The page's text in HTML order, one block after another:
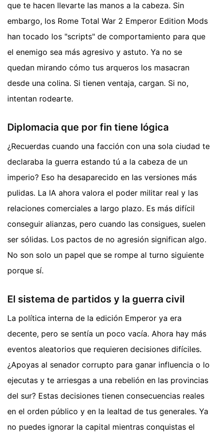
que te hacen llevarte las manos a la cabeza. Sin
embargo, los Rome Total War 2 Emperor Edition Mods
han tocado los "scripts" de comportamiento para que
el enemigo sea más agresivo y astuto. Ya no se
quedan mirando cómo tus arqueros los masacran
desde una colina. Si tienen ventaja, cargan. Si no,
intentan rodearte.
Diplomacia que por fin tiene lógica
¿Recuerdas cuando una facción con una sola ciudad te
declaraba la guerra estando tú a la cabeza de un
imperio? Eso ha desaparecido en las versiones más
pulidas. La IA ahora valora el poder militar real y las
relaciones comerciales a largo plazo. Es más difícil
conseguir alianzas, pero cuando las consigues, suelen
ser sólidas. Los pactos de no agresión significan algo.
No son solo un papel que se rompe al turno siguiente
porque sí.
El sistema de partidos y la guerra civil
La política interna de la edición Emperor ya era
decente, pero se sentía un poco vacía. Ahora hay más
eventos aleatorios que requieren decisiones difíciles.
¿Apoyas al senador corrupto para ganar influencia o lo
ejecutas y te arriesgas a una rebelión en las provincias
del sur? Estas decisiones tienen consecuencias reales
en el orden público y en la lealtad de tus generales. Ya
no puedes ignorar la capital mientras conquistas el